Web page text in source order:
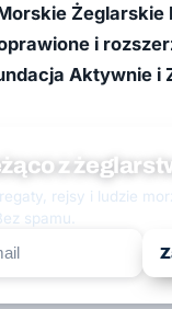
Żeglarskie
i
Aktywnie i
z
rejsy i ludzie
spamu.